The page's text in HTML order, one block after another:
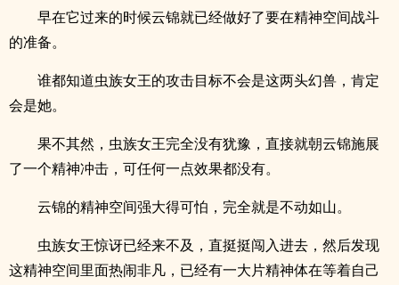
早在它过来的时候云锦就已经做好了要在精神空间战斗
的准备。
谁都知道虫族女王的攻击目标不会是这两头幻兽，肯定
会是她。
果不其然，虫族女王完全没有犹豫，直接就朝云锦施展
了一个精神冲击，可任何一点效果都没有。
云锦的精神空间强大得可怕，完全就是不动如山。
虫族女王惊讶已经来不及，直挺挺闯入进去，然后发现
这精神空间里面热闹非凡，已经有一大片精神体在等着自己